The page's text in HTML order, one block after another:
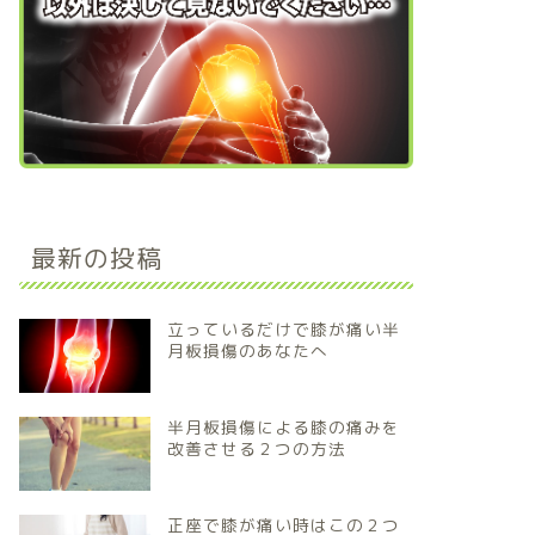
最新の投稿
立っているだけで膝が痛い半
月板損傷のあなたへ
半月板損傷による膝の痛みを
改善させる２つの方法
正座で膝が痛い時はこの２つ